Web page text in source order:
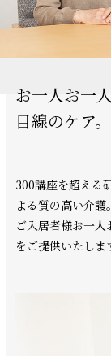
お一人お一
目線のケア。
300講座を超える
よる質の高い介護。
ご入居者様お一
をご提供いたしま